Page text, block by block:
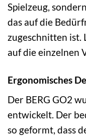
Spielzeug,
das auf die
zugeschnitten ist.
auf die einzelnen
Ergonomisches
Der BERG GO2
entwickelt. Der
so geformt, dass